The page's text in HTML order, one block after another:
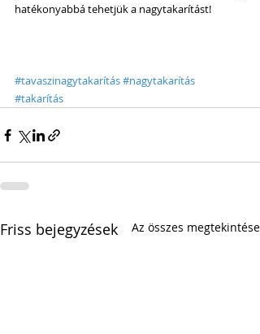
hatékonyabbá tehetjük a nagytakarítást!
#tavaszinagytakarítás#nagytakarítás
#takarítás
Friss bejegyzések Az összes megtekintése